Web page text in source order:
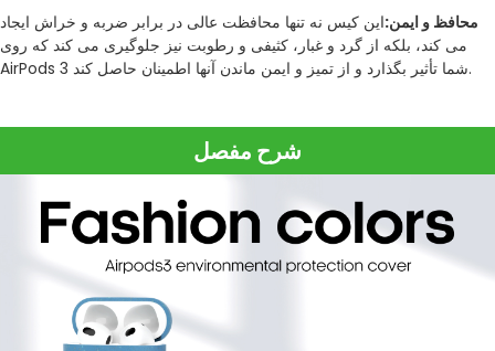
محافظ و ایمن:این کیس نه تنها محافظت عالی در برابر ضربه و خراش ایجاد
می کند، بلکه از گرد و غبار، کثیفی و رطوبت نیز جلوگیری می کند که روی
AirPods 3 شما تأثیر بگذارد و از تمیز و ایمن ماندن آنها اطمینان حاصل کند.
شرح مفصل